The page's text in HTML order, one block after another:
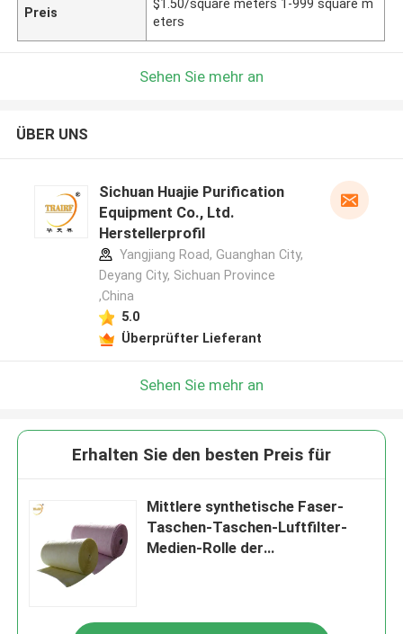
Preis
$1.50/square meters 1-999 square m
eters
Sehen Sie mehr an
ÜBER UNS
Sichuan Huajie Purification
Equipment Co., Ltd.
Herstellerprofil
Yangjiang Road, Guanghan City,
Deyang City, Sichuan Province
,China
5.0
Überprüfter Lieferant
Sehen Sie mehr an
Erhalten Sie den besten Preis für
Mittlere synthetische Faser-
Taschen-Taschen-Luftfilter-
Medien-Rolle der